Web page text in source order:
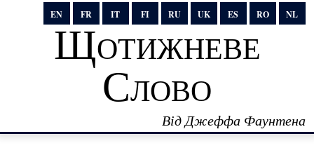
EN FR IT FI RU UK ES RO NL
Щотижневе
Слово
Від Джеффа Фаунтена